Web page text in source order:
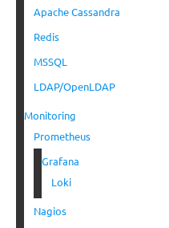
Apache Cassandra
Redis
MSSQL
LDAP/OpenLDAP
Monitoring
Prometheus
Grafana
Loki
Nagios